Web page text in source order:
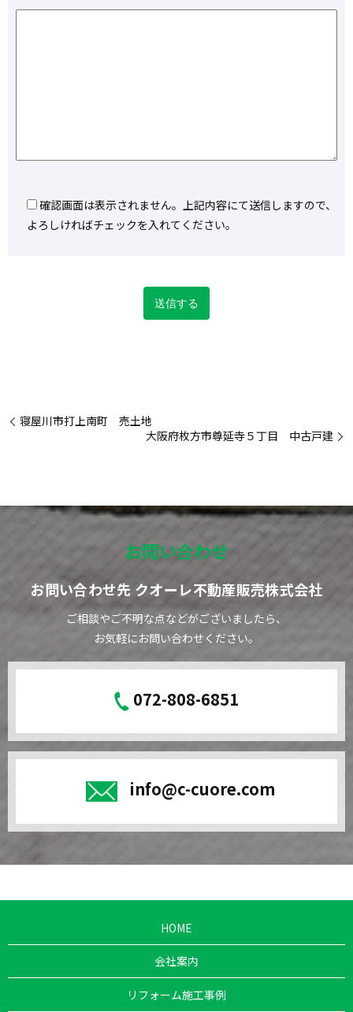
確認画面は表示されません。上記内容にて送信しますので、
よろしければチェックを入れてください。
寝屋川市打上南町 売土地
大阪府枚方市尊延寺５丁目 中古戸建
お問い合わせ
お問い合わせ先 クオーレ不動産販売株式会社
ご相談やご不明な点などがございましたら、
お気軽にお問い合わせください。
072-808-6851
info@c-cuore.com
HOME
会社案内
リフォーム施工事例